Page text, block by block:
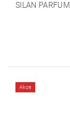
SILAN
Akce